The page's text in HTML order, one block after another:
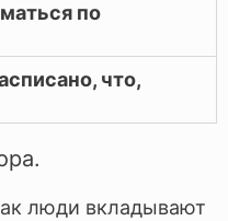
по
что,
люди вкладывают